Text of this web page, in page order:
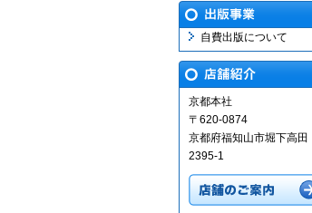
自費出版について
京都本社
〒620-0874
京都府福知山市堀下高田
2395-1